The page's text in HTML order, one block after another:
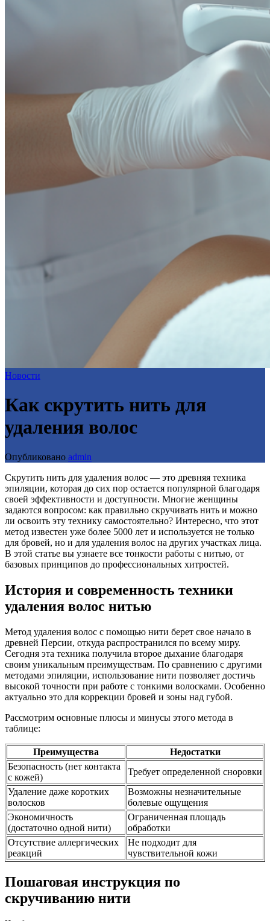
Новости
Как скрутить нить для
удаления волос
Опубликовано admin
Скрутить нить для удаления волос — это древняя техника
эпиляции, которая до сих пор остается популярной благодаря
своей эффективности и доступности. Многие женщины
задаются вопросом: как правильно скручивать нить и можно
ли освоить эту технику самостоятельно? Интересно, что этот
метод известен уже более 5000 лет и используется не только
для бровей, но и для удаления волос на других участках лица.
В этой статье вы узнаете все тонкости работы с нитью, от
базовых принципов до профессиональных хитростей.
История и современность техники
удаления волос нитью
Метод удаления волос с помощью нити берет свое начало в
древней Персии, откуда распространился по всему миру.
Сегодня эта техника получила второе дыхание благодаря
своим уникальным преимуществам. По сравнению с другими
методами эпиляции, использование нити позволяет достичь
высокой точности при работе с тонкими волосками. Особенно
актуально это для коррекции бровей и зоны над губой.
Рассмотрим основные плюсы и минусы этого метода в
таблице:
Преимущества
Недостатки
Безопасность (нет контакта
с кожей)
Требует определенной сноровки
Удаление даже коротких
волосков
Возможны незначительные
болевые ощущения
Экономичность
(достаточно одной нити)
Ограниченная площадь
обработки
Отсутствие аллергических
реакций
Не подходит для
чувствительной кожи
Пошаговая инструкция по
скручиванию нити